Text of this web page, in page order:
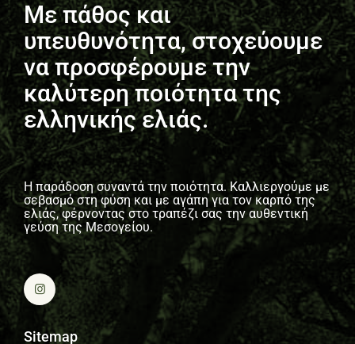
Με πάθος και
υπευθυνότητα, στοχεύουμε
να προσφέρουμε την
καλύτερη ποιότητα της
ελληνικής ελιάς.
Η παράδοση συναντά την ποιότητα. Καλλιεργούμε με
σεβασμό στη φύση και με αγάπη για τον καρπό της
ελιάς, φέρνοντας στο τραπέζι σας την αυθεντική
γεύση της Μεσογείου.
Sitemap